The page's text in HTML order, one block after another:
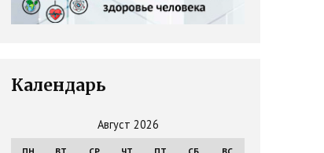
Календарь
Август 2026